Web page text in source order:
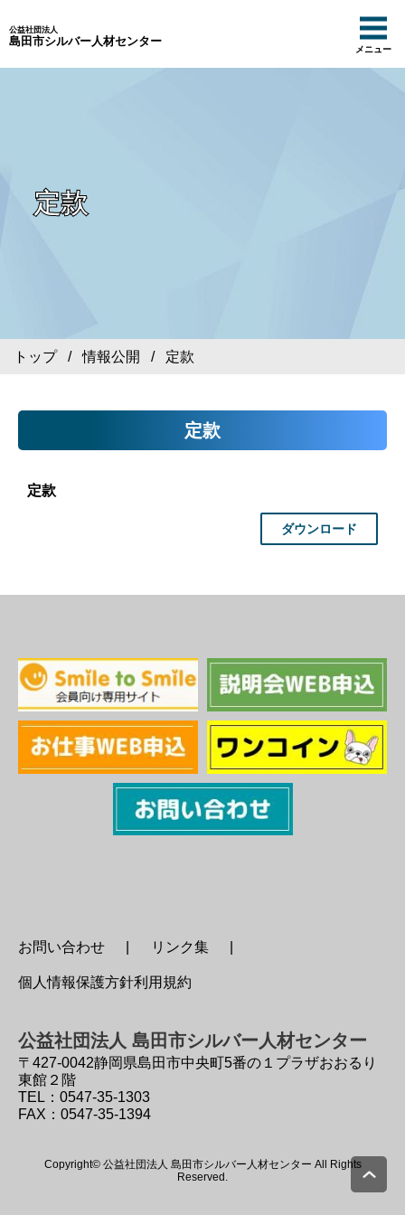
公益社団法人
島田市シルバー人材センター
メニュー
定款
トップ/情報公開 / 定款
定款
定款
ダウンロード
お問い合わせ リンク集
個人情報保護方針利用規約
公益社団法人 島田市シルバー人材センター
〒427-0042静岡県島田市中央町5番の１プラザおおるり
東館２階
TEL：0547-35-1303
FAX：0547-35-1394
Copyright© 公益社団法人 島田市シルバー人材センター All Rights
Reserved.